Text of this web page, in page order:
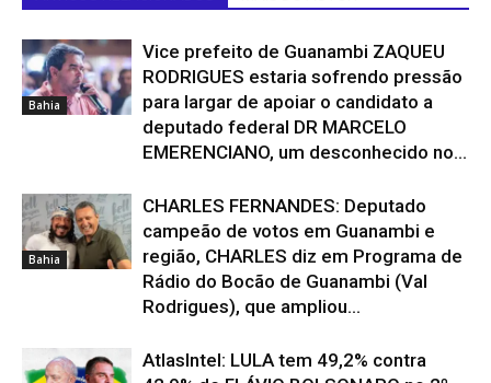
Bahia
Vice prefeito de Guanambi ZAQUEU
RODRIGUES estaria sofrendo pressão
para largar de apoiar o candidato a
deputado federal DR MARCELO
EMERENCIANO, um desconhecido no...
Bahia
CHARLES FERNANDES: Deputado
campeão de votos em Guanambi e
região, CHARLES diz em Programa de
Rádio do Bocão de Guanambi (Val
Rodrigues), que ampliou...
AtlasIntel: LULA tem 49,2% contra